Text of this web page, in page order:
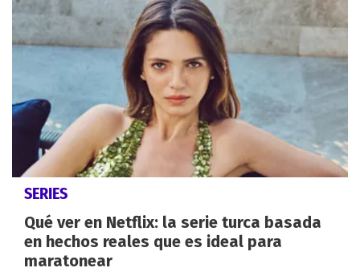
SERIES
Qué ver en Netflix: la serie turca basada
en hechos reales que es ideal para
maratonear